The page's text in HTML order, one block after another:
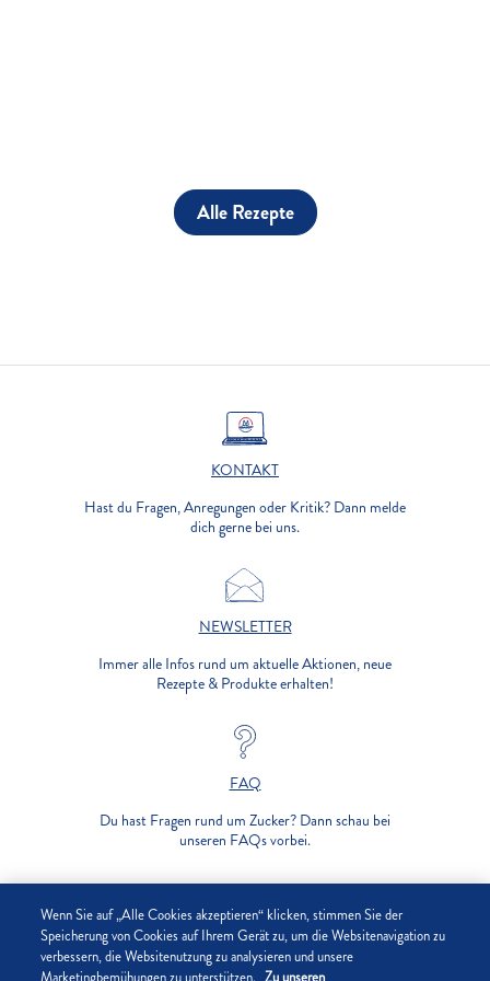
Alle Rezepte
KONTAKT
Hast du Fragen, Anregungen oder Kritik? Dann melde
dich gerne bei uns.
NEWSLETTER
Immer alle Infos rund um aktuelle Aktionen, neue
Rezepte & Produkte erhalten!
FAQ
Du hast Fragen rund um Zucker? Dann schau bei
unseren FAQs vorbei.
UNTERNEHMEN
DATENSCHUTZ
Wenn Sie auf „Alle Cookies akzeptieren“ klicken, stimmen Sie der
Speicherung von Cookies auf Ihrem Gerät zu, um die Websitenavigation zu
verbessern, die Websitenutzung zu analysieren und unsere